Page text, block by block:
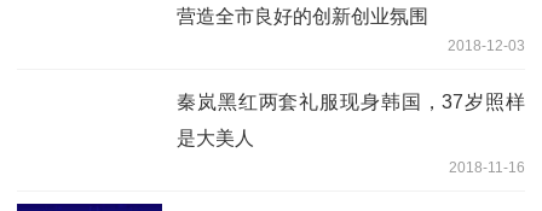
营造全市良好的创新创业氛围
2018-12-03
秦岚黑红两套礼服现身韩国，37岁照样
是大美人
2018-11-16